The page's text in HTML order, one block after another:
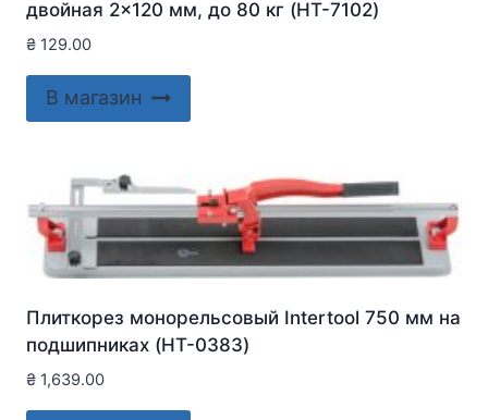
двойная 2×120 мм, до 80 кг (HT-7102)
₴ 129.00
В магазин
Плиткорез монорельсовый Intertool 750 мм на
подшипниках (HT-0383)
₴ 1,639.00